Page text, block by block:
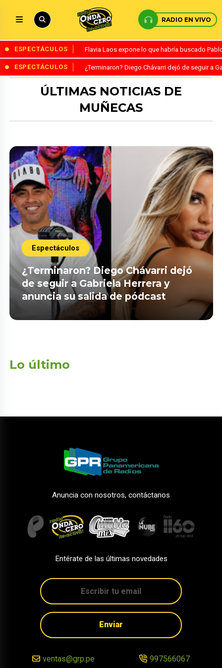
RADIO EN VIVO
ESPECTÁCULOS Flavia Laos expone lo que habría buscado
ESPECTÁCULOS ¿Terminaron? Diego Chávarri dejó de seguir a
ÚLTIMAS NOTICIAS DE
MUÑECAS
Espectáculos
¿Terminaron? Diego Chávarri dejó
de seguir a Gabriela Herrera y
anuncia su salida de pódcast
Lo último
Anuncia con nosotros, contáctanos
Entérate de las últimas novedades
Enviar
ventas@grp.pe 997566067